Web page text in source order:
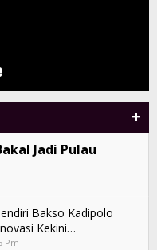
+
Jadi Pulau
Bakso Kadipolo
Kekini…
Pm